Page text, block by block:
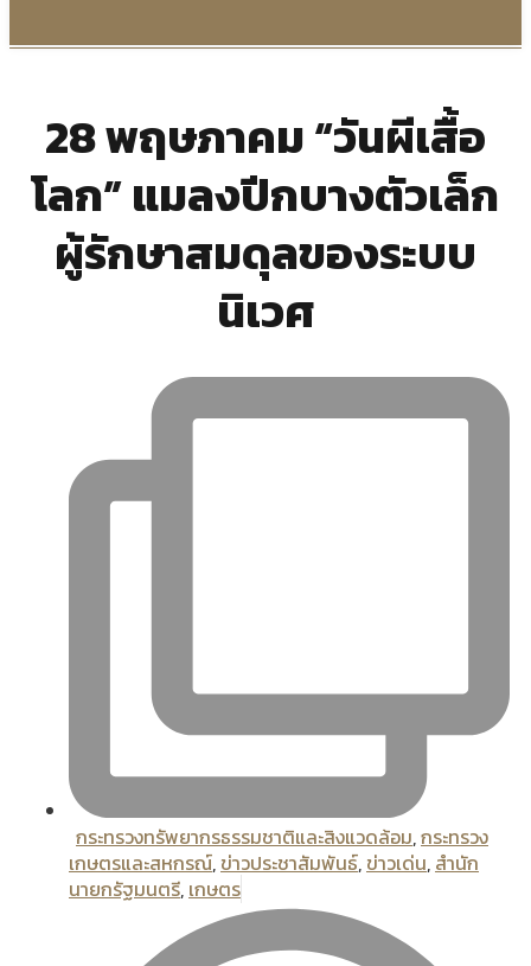
28 พฤษภาคม “วันผีเสื้อ
โลก” แมลงปีกบางตัวเล็ก
ผู้รักษาสมดุลของระบบ
นิเวศ
กระทรวงทรัพยากรธรรมชาติและสิงแวดล้อม,กระทรวง
เกษตรและสหกรณ์, ข่าวประชาสัมพันธ์, ข่าวเด่น, สํานัก
นายกรัฐมนตรี, เกษตร